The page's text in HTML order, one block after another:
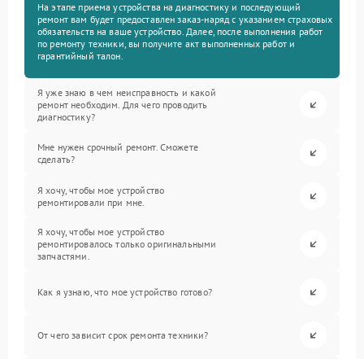
На этапе приема устройства на диагностику и последующий
ремонт вам будет предоставлен заказ-наряд с указанием страховых
обязательств на ваше устройство. Далее, после выполнения работ
по ремонту техники, вы получите акт выполненных работ и
гарантийный талон.
Я уже знаю в чем неисправность и какой
ремонт необходим. Для чего проводить
диагностику?
Мне нужен срочный ремонт. Сможете
сделать?
Я хочу, чтобы мое устройство
ремонтировали при мне.
Я хочу, чтобы мое устройство
ремонтировалось только оригинальными
запчастями.
Как я узнаю, что мое устройство готово?
От чего зависит срок ремонта техники?